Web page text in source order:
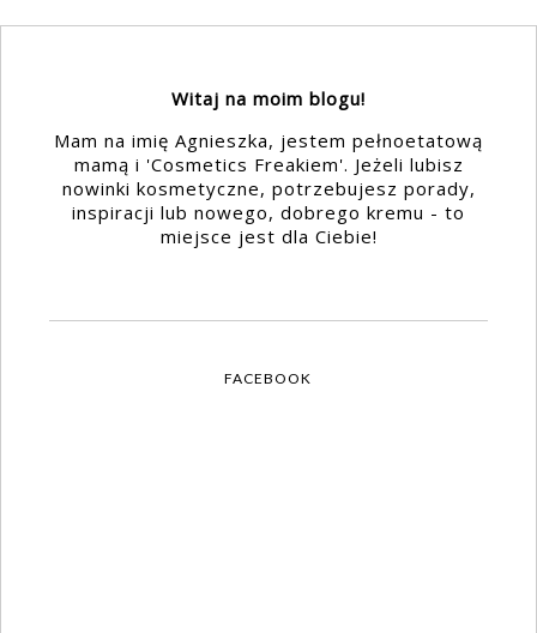
Witaj na moim blogu!
Mam na imię Agnieszka, jestem pełnoetatową
mamą i 'Cosmetics Freakiem'. Jeżeli lubisz
nowinki kosmetyczne, potrzebujesz porady,
inspiracji lub nowego, dobrego kremu - to
miejsce jest dla Ciebie!
FACEBOOK